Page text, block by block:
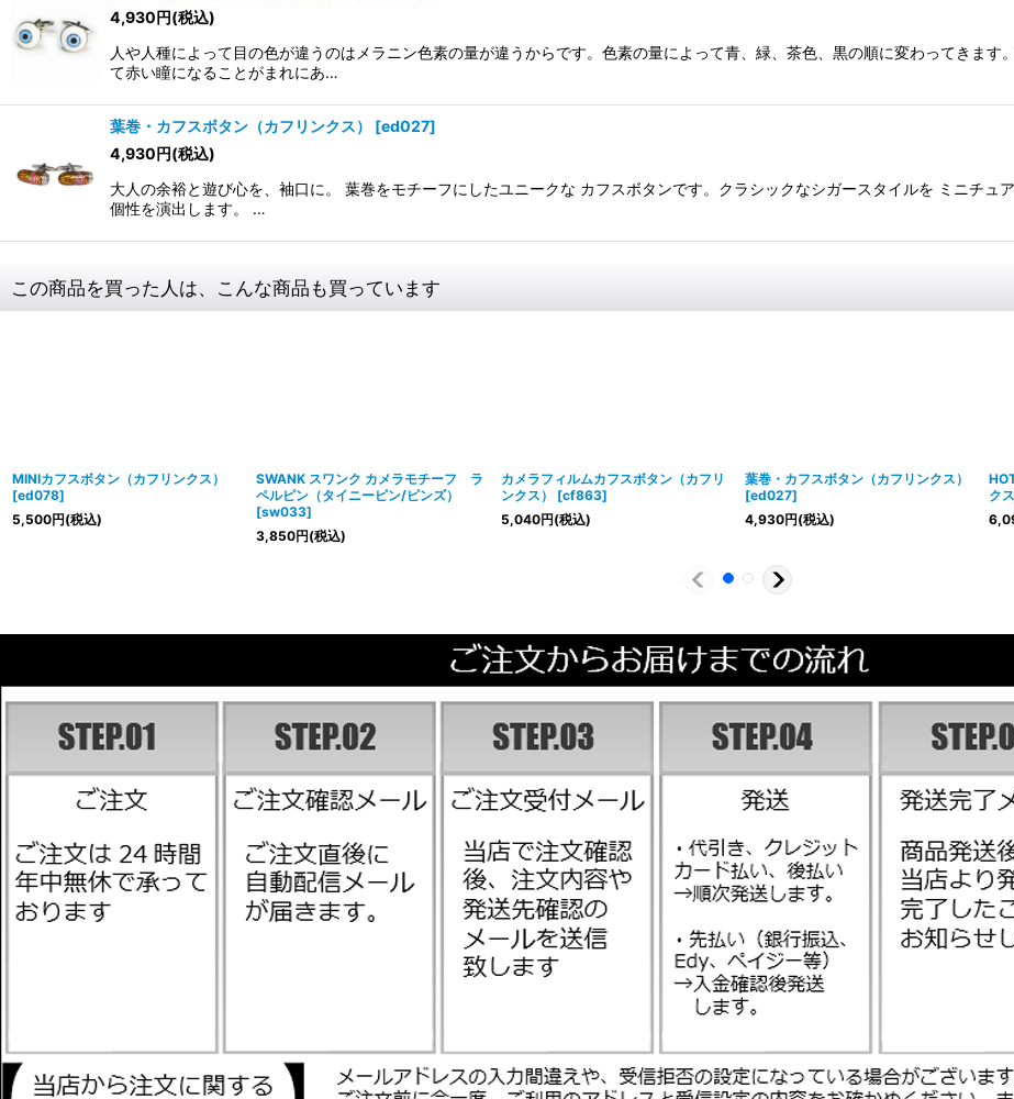
4,930円(税込)
人や人種によって目の色が違うのはメラニン色素の量が違うからです。色素の量によって青、緑、茶色、黒の順に変わってきま
て赤い瞳になることがまれにあ…
葉巻・カフスボタン（カフリンクス） [ed027]
4,930円(税込)
大人の余裕と遊び心を、袖口に。 葉巻をモチーフにしたユニークな カフスボタンです。クラシックなシガースタイルを ミニチュ
個性を演出します。 …
この商品を買った人は、こんな商品も買っています
MINIカフスボタン（カフリンクス）
[ed078]
5,500円(税込)
SWANK スワンク カメラモチーフ ラ
ペルピン（タイニーピン/ピンズ）
[sw033]
3,850円(税込)
カメラフィルムカフスボタン（カフリ
ンクス）
[cf863]
5,040円(税込)
葉巻・カフスボタン（カフリンクス）
[ed027]
4,930円(税込)
クス